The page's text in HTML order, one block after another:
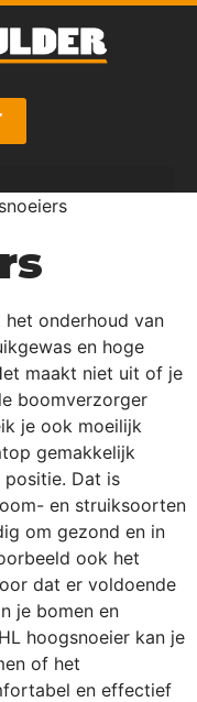
onderhoud van
en hoge
maakt niet uit of je
boomverzorger
je ook moeilijk
gemakkelijk
Dat is
en struiksoorten
om gezond en in
ook het
dat er voldoende
je bomen en
hoogsnoeier kan je
of het
en effectief